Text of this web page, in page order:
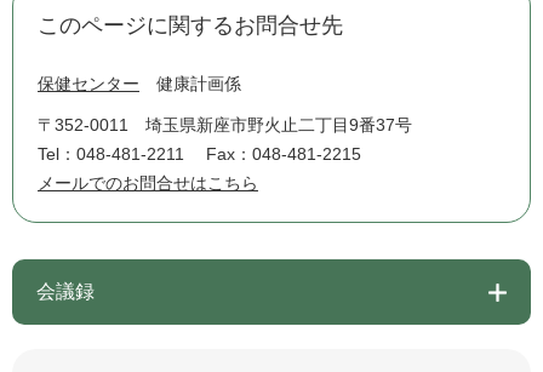
このページに関するお問合せ先
保健センター 健康計画係
〒352-0011
埼玉県新座市野火止二丁目9番37号
Tel：048-481-2211
Fax：048-481-2215
メールでのお問合せはこちら
会議録